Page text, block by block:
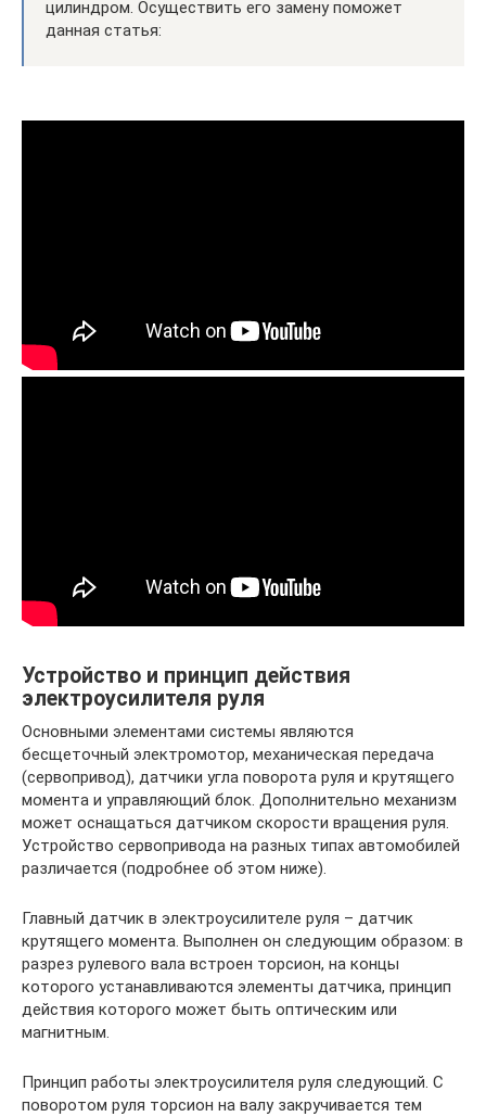
цилиндром. Осуществить его замену поможет
данная статья:
Устройство и принцип действия
электроусилителя руля
Основными элементами системы являются
бесщеточный электромотор, механическая передача
(сервопривод), датчики угла поворота руля и крутящего
момента и управляющий блок. Дополнительно механизм
может оснащаться датчиком скорости вращения руля.
Устройство сервопривода на разных типах автомобилей
различается (подробнее об этом ниже).
Главный датчик в электроусилителе руля – датчик
крутящего момента. Выполнен он следующим образом: в
разрез рулевого вала встроен торсион, на концы
которого устанавливаются элементы датчика, принцип
действия которого может быть оптическим или
магнитным.
Принцип работы электроусилителя руля следующий. С
поворотом руля торсион на валу закручивается тем